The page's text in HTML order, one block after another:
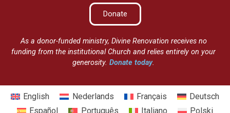
Donate
As a donor-funded ministry, Divine Renovation receives no
funding from the institutional Church and relies entirely on your
generosity.Donate today.
English Nederlands Français
Deutsch
Español
Português Italiano Polski